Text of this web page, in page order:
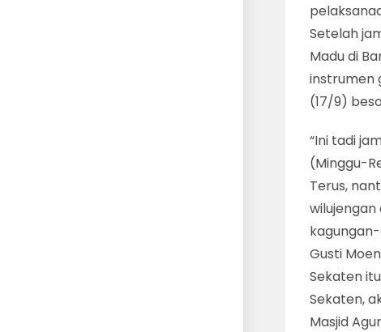
Setelah
Madu di
instrumen
(17/9)
“Ini tadi
(Minggu-
Terus,
wilujengan
Gusti
Sekaten
Sekaten,
Masjid